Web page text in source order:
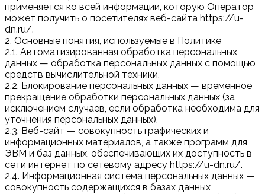
применяется ко всей информации, которую Оператор
может получить о посетителях веб-сайта https://u-
dn.ru/.
2. Основные понятия, используемые в Политике
2.1. Автоматизированная обработка персональных
данных — обработка персональных данных с помощью
средств вычислительной техники.
2.2. Блокирование персональных данных — временное
прекращение обработки персональных данных (за
исключением случаев, если обработка необходима для
уточнения персональных данных).
2.3. Веб-сайт — совокупность графических и
информационных материалов, а также программ для
ЭВМ и баз данных, обеспечивающих их доступность в
сети интернет по сетевому адресу https://u-dn.ru/.
2.4. Информационная система персональных данных —
совокупность содержащихся в базах данных